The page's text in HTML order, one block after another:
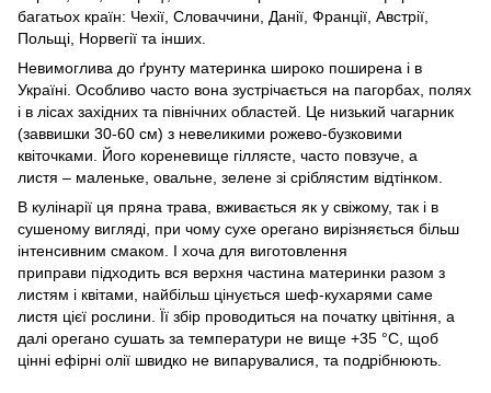
багатьох країн: Чехії, Словаччини, Данії, Франції, Австрії,
Польщі, Норвегії та інших.
Невимоглива до ґрунту материнка широко поширена і в
Україні. Особливо часто вона зустрічається на пагорбах, полях
і в лісах західних та північних областей. Це низький чагарник
(заввишки 30-60 см) з невеликими рожево-бузковими
квіточками. Його кореневище гіллясте, часто повзуче, а
листя – маленьке, овальне, зелене зі сріблястим відтінком.
В кулінарії ця пряна трава, вживається як у свіжому, так і в
сушеному вигляді, при чому сухе орегано вирізняється більш
інтенсивним смаком. І хоча для виготовлення
приправи підходить вся верхня частина материнки разом з
листям і квітами, найбільш цінується шеф-кухарями саме
листя цієї рослини. Її збір проводиться на початку цвітіння, а
далі орегано сушать за температури не вище +35 °C, щоб
цінні ефірні олії швидко не випарувалися, та подрібнюють.